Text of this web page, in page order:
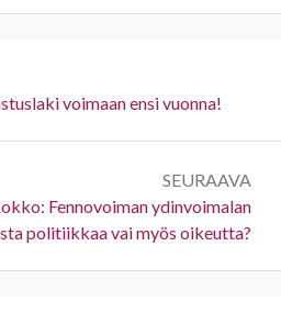
voimaan ensi vuonna!
SEURAAVA
Fennovoiman ydinvoimalan
politiikkaa vai myös oikeutta?